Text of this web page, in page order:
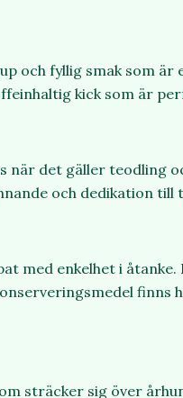
och fyllig smak som
kick som är
när det gäller teodling
och dedikation till
med enkelhet i
finns
sträcker sig över